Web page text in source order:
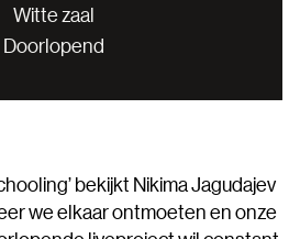
Witte zaal
Doorlopend
bekijkt Nikima Jagudajev
we elkaar ontmoeten en onze